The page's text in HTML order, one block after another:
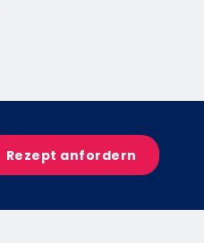
Rezept anfordern